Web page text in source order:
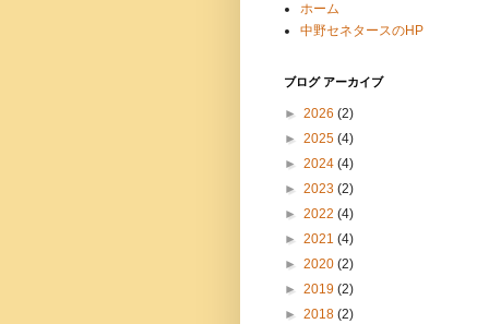
ホーム
中野セネタースのHP
ブログ アーカイブ
► 2026 (2)
► 2025 (4)
► 2024 (4)
► 2023 (2)
► 2022 (4)
► 2021 (4)
► 2020 (2)
► 2019 (2)
► 2018 (2)